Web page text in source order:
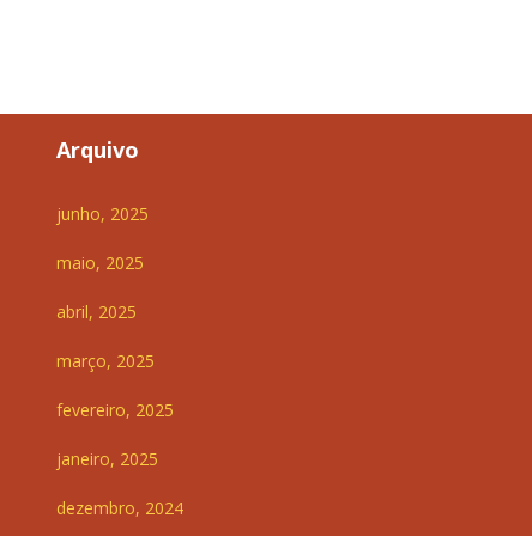
Arquivo
junho, 2025
maio, 2025
abril, 2025
março, 2025
fevereiro, 2025
janeiro, 2025
dezembro, 2024